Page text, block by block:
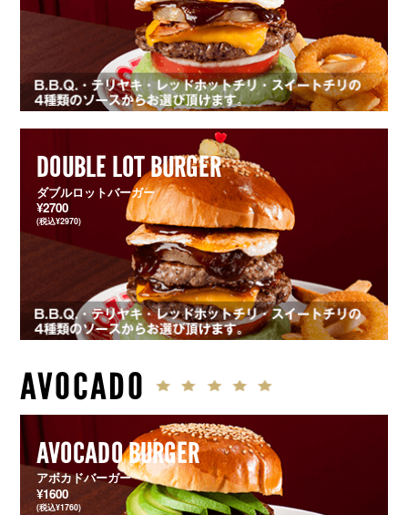
DOUBLE LOT BURGER
ダブルロットバーガー
¥2700
(税込¥2970)
AVOCADO
AVOCADO BURGER
アボカドバーガー
¥1600
(税込¥1760)